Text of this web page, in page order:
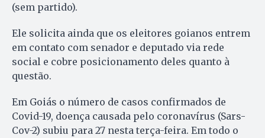
(sem partido).
Ele solicita ainda que os eleitores goianos entrem
em contato com senador e deputado via rede
social e cobre posicionamento deles quanto à
questão.
Em Goiás o número de casos confirmados de
Covid-19, doença causada pelo coronavírus (Sars-
Cov-2) subiu para 27 nesta terça-feira. Em todo o